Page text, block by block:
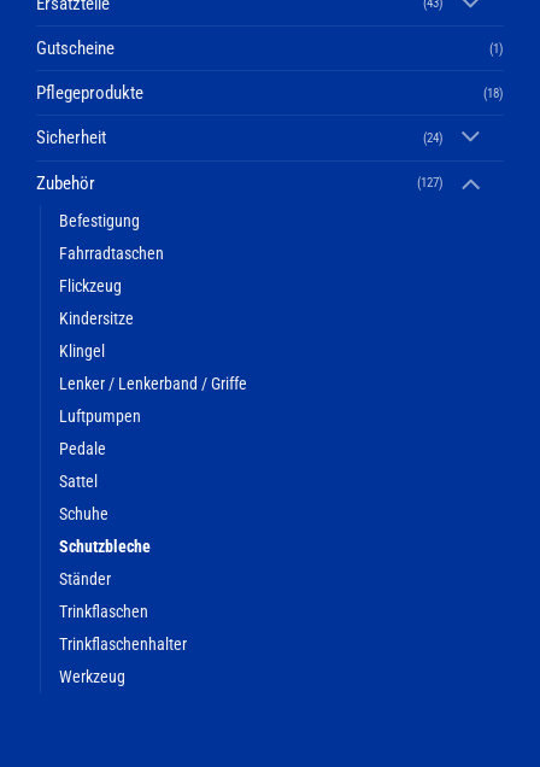
(43)
Gutscheine (1)
Pflegeprodukte (18)
Sicherheit (24)
Zubehör (127)
Befestigung
Fahrradtaschen
Flickzeug
Kindersitze
Klingel
Lenker / Lenkerband / Griffe
Luftpumpen
Pedale
Sattel
Schuhe
Schutzbleche
Ständer
Trinkflaschen
Trinkflaschenhalter
Werkzeug